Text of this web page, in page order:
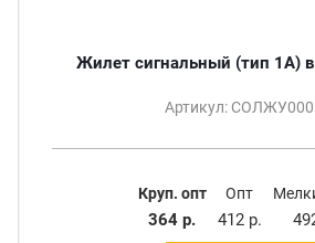
Жилет сигнальный (тип 1А) в
Артикул:
Круп. опт
364 р.
Опт
412 р.